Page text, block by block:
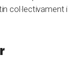
col·lectivament i